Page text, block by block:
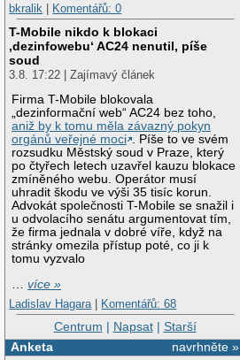
bkralik
Komentářů: 0
T-Mobile nikdo k blokaci
‚dezinfowebu‘ AC24 nenutil, píše
soud
3.8. 17:22 | Zajímavý článek
Firma T-Mobile blokovala
„dezinformační web“ AC24 bez toho,
aniž by k tomu měla závazný pokyn
orgánů veřejné moci . Píše to ve svém
rozsudku Městský soud v Praze, který
po čtyřech letech uzavřel kauzu blokace
zmíněného webu. Operátor musí
uhradit škodu ve výši 35 tisíc korun.
Advokát společnosti T-Mobile se snažil i
u odvolacího senátu argumentovat tím,
že firma jednala v dobré víře, když na
stránky omezila přístup poté, co ji k
tomu vyzvalo
…více »
Ladislav Hagara | Komentářů: 68
Centrum | Napsat| Starší
navrhněte »
Anketa